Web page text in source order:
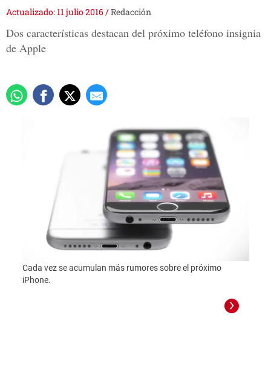
Actualizado: 11 julio 2016/Redacción
Dos características destacan del próximo teléfono insignia
de Apple
Cada vez se acumulan más rumores sobre el próximo
iPhone.